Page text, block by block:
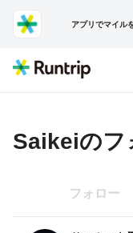
アプリでマイル
Saikeiのフ
フォロー